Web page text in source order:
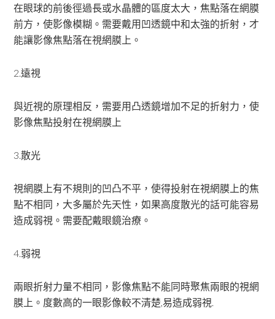
在眼球的前後徑過長或水晶體的區度太大，焦點落在網膜
前方，使影像模糊。需要戴用凹透鏡中和太強的折射，才
能讓影像焦點落在視網膜上。
2.遠視
與近視的原理相反，需要用凸透鏡增加不足的折射力，使
影像焦點投射在視網膜上
3.散光
視網膜上有不規則的凹凸不平，使得投射在視網膜上的焦
點不相同，大多屬於先天性，如果高度散光的話可能容易
造成弱視。需要配戴眼鏡治療。
4.弱視
兩眼折射力量不相同，影像焦點不能同時聚焦兩眼的視網
膜上。度數高的一眼影像較不清楚,易造成弱視.